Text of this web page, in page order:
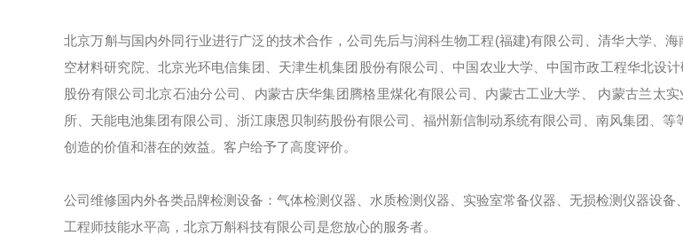
北京万斛与国内外同行业进行广泛的技术合作，公司先后与润科生物工程(福建)有限公司、清华大学、
空材料研究院、北京光环电信集团、天津生机集团股份有限公司、中国农业大学、中国市政工程华北设
股份有限公司北京石油分公司、内蒙古庆华集团腾格里煤化有限公司、内蒙古工业大学、 内蒙古兰太
所、天能电池集团有限公司、浙江康恩贝制药股份有限公司、福州新信制动系统有限公司、南风集团、
创造的价值和潜在的效益。客户给予了高度评价。
公司维修国内外各类品牌检测设备：气体检测仪器、水质检测仪器、实验室常备仪器、无损检测仪器设
工程师技能水平高，北京万斛科技有限公司是您放心的服务者。